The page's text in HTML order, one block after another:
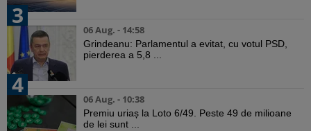
3
06 Aug. - 14:58
Grindeanu: Parlamentul a evitat, cu votul PSD,
pierderea a 5,8 ...
4
06 Aug. - 10:38
Premiu uriaș la Loto 6/49. Peste 49 de milioane
de lei sunt ...